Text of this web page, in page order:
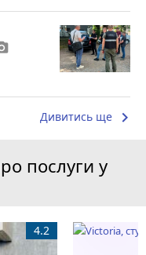
Дивитись ще keyboard_arrow_right
послуги у
4.2